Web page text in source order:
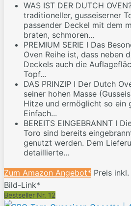
WAS IST DER DUTCH
traditioneller, gusseiserner
passender Deckel mit dem
braten, schmoren...
PREMIUM SERIE I Das
Oven Reihe ist, dass neben
Deckels auch die
Topf...
DAS PRINZIP I Der Dutch
seiner hohen Masse
Hitze und ermöglicht so ein
Einfach...
BEREITS EINGEBRANNT I
Toro sind bereits
genutzt werden. Dem
detaillierte...
Zum Amazon Angebot* Preis
Bild-Link*
Bestseller Nr. 12